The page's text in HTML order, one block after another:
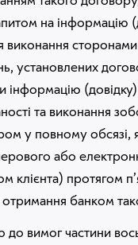
на інформацію
виконання сторонами
установлених
(довідку)
та виконання
у повному обсязі,
або
клієнта) протягом
отримання банком
до вимог частини